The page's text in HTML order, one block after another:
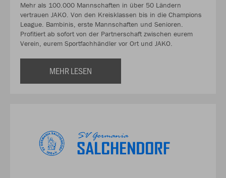
Mehr als 100.000 Mannschaften in über 50 Ländern
vertrauen JAKO. Von den Kreisklassen bis in die Champions
League. Bambinis, erste Mannschaften und Senioren.
Profitiert ab sofort von der Partnerschaft zwischen eurem
Verein, eurem Sportfachhändler vor Ort und JAKO.
MEHR LESEN